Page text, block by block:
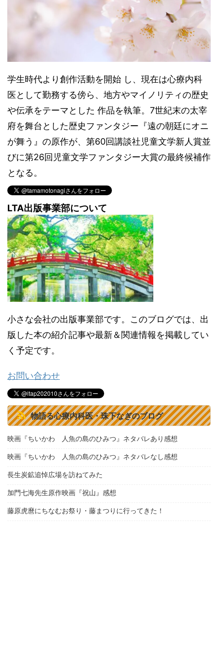
学生時代より創作活動を開始 し、現在は心療内科
医として勤務する傍ら、地方やマイノリティの歴史
や伝承をテーマとした 作品を執筆。7世紀末の太宰
府を舞台とした歴史ファンタジー『遠の朝廷にオニ
が舞う』の原作が、第60回講談社児童文学新人賞並
びに第26回児童文学ファンタジー大賞の最終候補作
となる。
LTA出版事業部について
小さな会社の出版事業部です。このブログでは、出
版した本の紹介記事や最新＆関連情報を掲載してい
く予定です。
お問い合わせ
物語る心療内科医・珠下なぎのブログ
映画『ちいかわ 人魚の島のひみつ』ネタバレあり感想
映画『ちいかわ 人魚の島のひみつ』ネタバレなし感想
長生炭鉱追悼広場を訪ねてみた
加門七海先生原作映画『祝山』感想
藤原虎麿にちなむお祭り・藤まつりに行ってきた！